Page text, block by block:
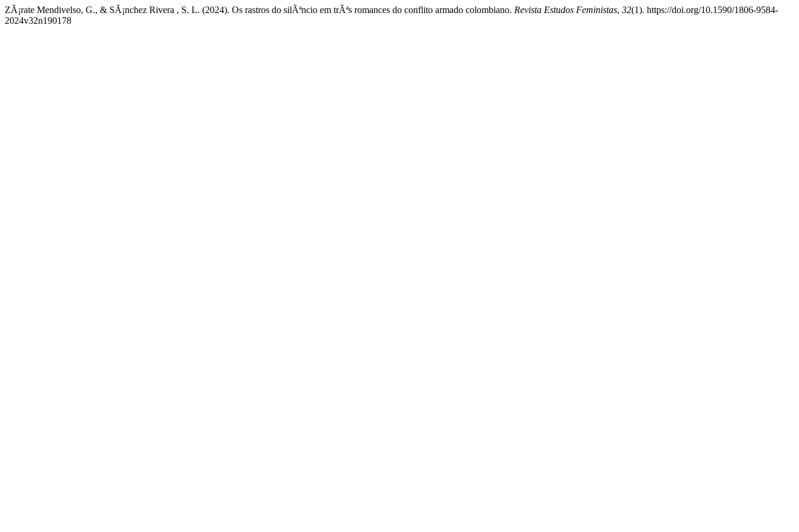
ZÃ¡rate Mendivelso, G., & SÃ¡nchez Rivera , S. L. (2024). Os rastros do silÃªncio em trÃªs romances do conflito armado colombiano. Revista Estudos Feministas, 32(1). https://doi.org/10.1590/1806-9584-
2024v32n190178